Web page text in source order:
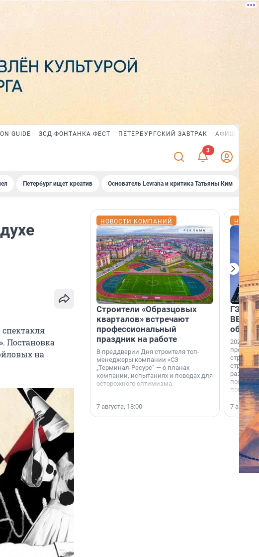
GUIDE ЗСД ФОНТАНКА ФЕСТ ПЕТЕРБУРГСКИЙ ЗАВТРАК АФИША PLUS
Петербург ищет креатив Основатель Levrana и критика Татьяны Ким
Постановка
на
НОВОСТИ КОМПАНИЙ
Строители «Образцовых
кварталов» встречают
профессиональный
праздник на работе
В преддверии Дня строителя топ-
менеджеры компании «СЗ
„Терминал-Ресурс“ — о планах
компании, испытаниях и поводах для
осторожного оптимизма.
7 августа, 18:00
ГЭС,
ВВП: в
об
2026-й —
раз. В
7